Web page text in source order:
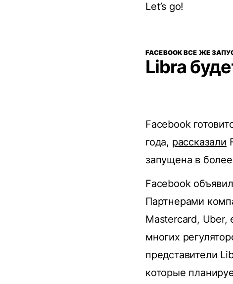
Let’s go!
FACEBOOK ВСЕ ЖЕ
Libra
Facebook
года, рассказали
запущена в
Facebook
Партнерами
Mastercard, Uber,
многих
представители
которые